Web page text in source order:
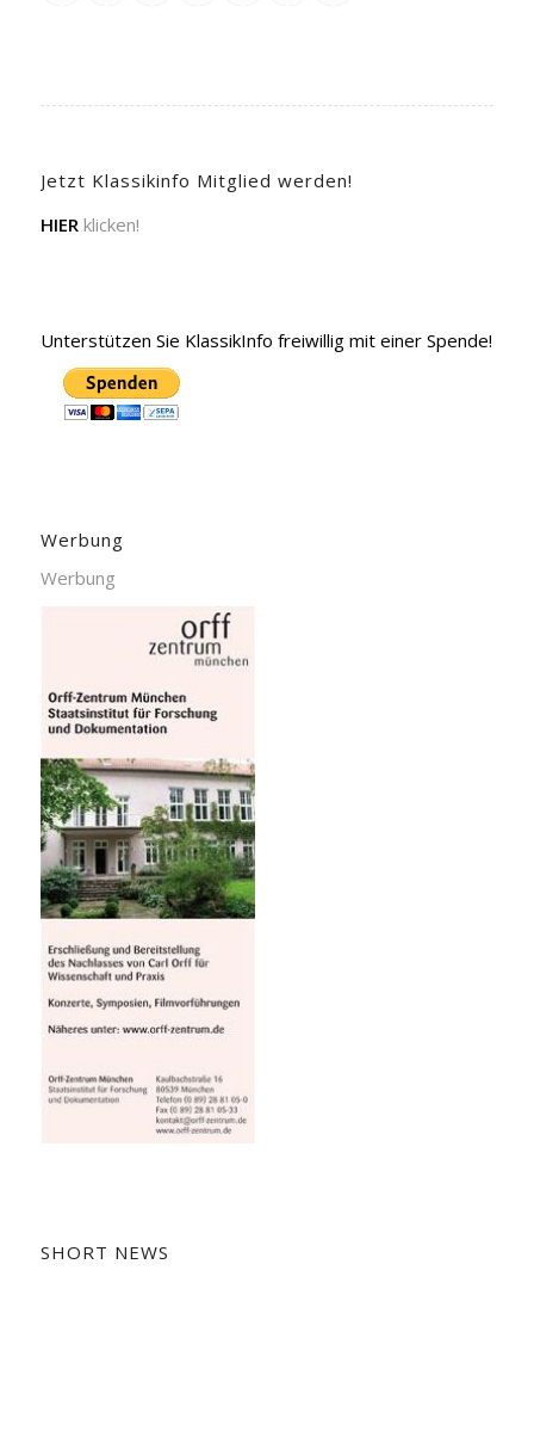
Jetzt Klassikinfo Mitglied werden!
HIER klicken!
Unterstützen Sie KlassikInfo freiwillig mit einer Spende!
Werbung
Werbung
SHORT NEWS